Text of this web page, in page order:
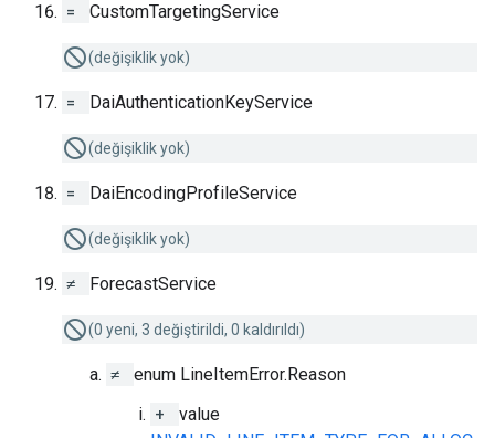
= CustomTargetingService
(değişiklik yok)
= DaiAuthenticationKeyService
(değişiklik yok)
= DaiEncodingProfileService
(değişiklik yok)
≠ ForecastService
(0 yeni, 3 değiştirildi, 0 kaldırıldı)
≠
enum LineItemError.Reason
+
value